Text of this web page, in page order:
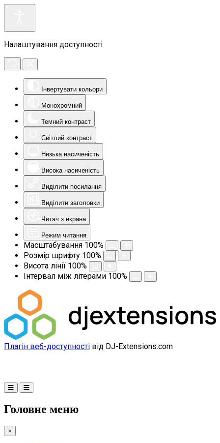
Налаштування доступності
Інвертувати кольори
Монохромний
Темний контраст
Світлий контраст
Низька насиченість
Висока насиченість
Виділити посилання
Виділити заголовки
Читач з екрана
Режим читання
Масштабування 100%
Розмір шрифту 100%
Висота лінії 100%
Інтервал між літерами 100%
Плагін веб-доступності від DJ-Extensions.com
Головне меню
×